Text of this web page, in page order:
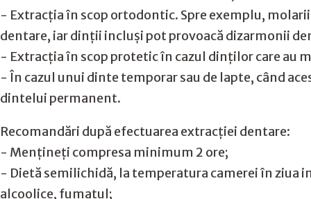
- Extracția în scop ortodontic. Spre exemplu,
dentare, iar dinţii incluşi pot provoacă dizarmonii
- Extracția în scop protetic în cazul dinților care au
- În cazul unui dinte temporar sau de lapte, când
dintelui permanent.
Recomandări după efectuarea extracției dentare:
- Mențineți compresa minimum 2 ore;
- Dietă semilichidă, la temperatura camerei în
alcoolice, fumatul;